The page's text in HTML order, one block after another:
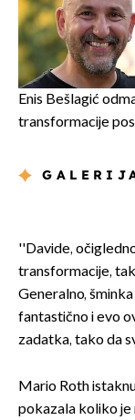
Enis Bešlagić
transformacije
''Davide,
transformacije,
Generalno,
fantastično i evo
zadatka, tako da
Mario Roth
pokazala koliko je